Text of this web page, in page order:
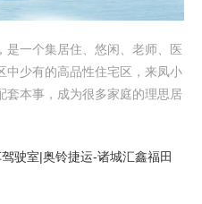
是一个集居住、悠闲、老师、医
中少有的高品性住宅区，来凤小
套本事，成为很多家庭的理思居
驶室|奥铃捷运-诸城汇鑫福田